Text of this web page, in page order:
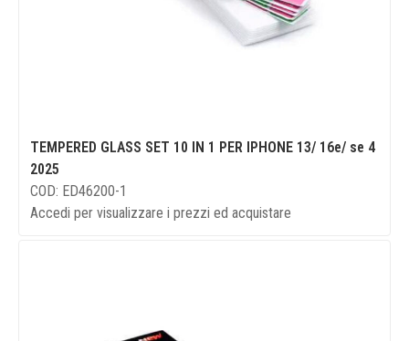
TEMPERED GLASS SET 10 IN 1 PER IPHONE 13/ 16e/ se 4
2025
COD: ED46200-1
Accedi per visualizzare i prezzi ed acquistare